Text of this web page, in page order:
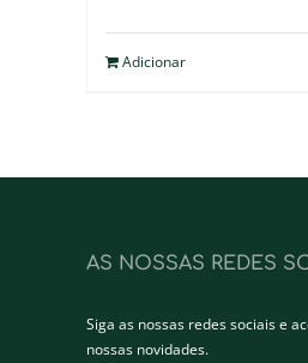
Adicionar
AS NOSSAS REDES
Siga as nossas redes sociais e
nossas novidades.